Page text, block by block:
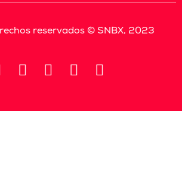
reservados © SNBX, 2023